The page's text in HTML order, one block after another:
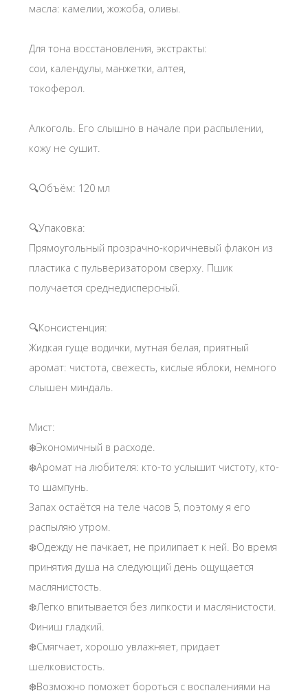
масла: камелии, жожоба, оливы.
Для тона восстановления, экстракты:
сои, календулы, манжетки, алтея,
токоферол.
Алкоголь. Его слышно в начале при распылении,
кожу не сушит.
🔍Объём: 120 мл
🔍Упаковка:
Прямоугольный прозрачно-коричневый флакон из
пластика с пульверизатором сверху. Пшик
получается среднедисперсный.
🔍Консистенция:
Жидкая гуще водички, мутная белая, приятный
аромат: чистота, свежесть, кислые яблоки, немного
слышен миндаль.
Мист:
❄️Экономичный в расходе.
❄️Аромат на любителя: кто-то услышит чистоту, кто-
то шампунь.
Запах остаётся на теле часов 5, поэтому я его
распыляю утром.
❄️Одежду не пачкает, не прилипает к ней. Во время
принятия душа на следующий день ощущается
маслянистость.
❄️Легко впитывается без липкости и маслянистости.
Финиш гладкий.
❄️Смягчает, хорошо увлажняет, придает
шелковистость.
❄️Возможно поможет бороться с воспалениями на